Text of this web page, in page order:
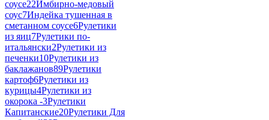
соусе22Имбирно-медовый
соус7Индейка тушенная в
сметанном соусе6Рулетики
из яиц7Рулетики по-
итальянски2Рулетики из
печенки10Рулетики из
баклажанов89Рулетики
картоф6Рулетики из
курицы4Рулетики из
окорока -3Рулетики
Капитанские20Рулетики Для